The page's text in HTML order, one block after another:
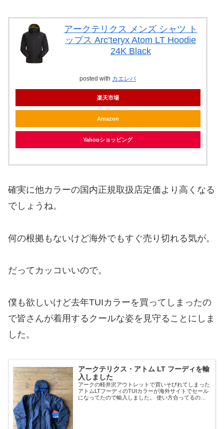
アークテリクス メンズ シャツ ト
ップス Arc’teryx Atom LT Hoodie
24K Black
posted with カエレバ
楽天市場
Amazon
Yahooショッピング
確実に他カラーの国内正規取扱店定価より高くなる
でしょうね。
何の根拠もないけど海外でもすぐ売り切れる気が。
だってカッコいいので。
僕も欲しいけど去年TUIカラーを買ってしまったの
で皆さんが着用するクールな姿を見守ることにしま
した。
アークテリクス・アトム LT フーディを輸
入しました
アークの軽井沢アウトレットで買いそびれてしまった
アトムLTフーディのTUIカラーが海外サイトでセール
になってたので輸入しました。 使い方合ってるのか